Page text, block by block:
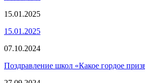
15.01.2025
15.01.2025
07.10.2024
Поздравление школ «Какое гордое